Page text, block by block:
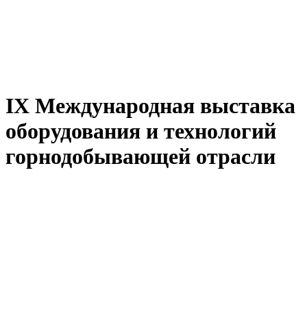
IX Международная выставка
оборудования и технологий
горнодобывающей отрасли